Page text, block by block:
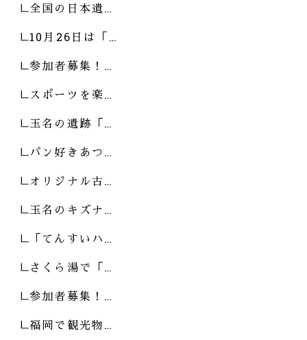
全国の日本遺…
10月26日は「…
参加者募集！…
スポーツを楽…
玉名の遺跡「…
パン好きあつ…
オリジナル古…
玉名のキズナ…
「てんすいハ…
さくら湯で「…
参加者募集！…
福岡で観光物…